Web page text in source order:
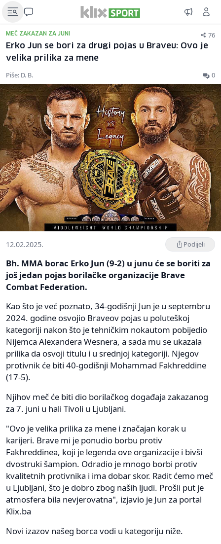
MEČ ZAKAZAN ZA JUNI 76
Erko Jun se bori za drugi pojas u Braveu: Ovo je
velika prilika za mene
Piše: D. B. 0
12.02.2025. Podijeli
Bh. MMA borac Erko Jun (9-2) u junu će se boriti za
još jedan pojas borilačke organizacije Brave
Combat Federation.
Kao što je već poznato, 34-godišnji Jun je u septembru
2024. godine osvojio Braveov pojas u poluteškoj
kategoriji nakon što je tehničkim nokautom pobijedio
Nijemca Alexandera Wesnera, a sada mu se ukazala
prilika da osvoji titulu i u srednjoj kategoriji. Njegov
protivnik će biti 40-godišnji Mohammad Fakhreddine
(17-5).
Njihov meč će biti dio borilačkog događaja zakazanog
za 7. juni u hali Tivoli u Ljubljani.
"Ovo je velika prilika za mene i značajan korak u
karijeri. Brave mi je ponudio borbu protiv
Fakhreddinea, koji je legenda ove organizacije i bivši
dvostruki šampion. Odradio je mnogo borbi protiv
kvalitetnih protivnika i ima dobar skor. Radit ćemo meč
u Ljubljani, što je dobro zbog naših ljudi. Prošli put je
atmosfera bila nevjerovatna", izjavio je Jun za portal
Klix.ba
Novi izazov našeg borca vodi u kategoriju niže.